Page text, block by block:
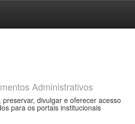
Administrativos
divulgar e oferecer acesso
para os portais institucionais